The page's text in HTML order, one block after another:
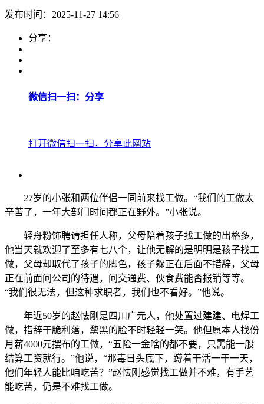
发布时间：2025-11-27 14:56
分享：
微信扫一扫：分享
打开微信扫一扫，分享此网站
27岁的小张和两位伴侣一同前来找工做。“我们的工做太
辛苦了，一年大部门时间都正在野外。”小张说。
轻舟粉饰聘请担任人称，父母陪着孩子找工做的出格多，
他当天就欢迎了至多有七八个，让他无解的是明明是孩子找工
做，父母却取代了孩子的脚色，孩子躲正在后面不措辞，父母
正在前面问公司的待遇，问交通费、伙食费能否报销等等。
“我们很无法，但这种求职者，我们也不看好。”他说。
年近50岁的赵怯刚是四川广元人，他处置过建建、电焊工
做，措辞干脆利落，黧黑的脸不时轻轻一笑。他但愿本人找份
月薪4000元摆布的工做，“五险一金啥的都不要，只需能一般
结算工资就行。”他说，“那毒日头底下，蹲着干活一干一天，
他们年轻人能比咱吃苦？”赵怯刚感觉找工做并不难，有手艺
能吃苦，仍是不难找工做。